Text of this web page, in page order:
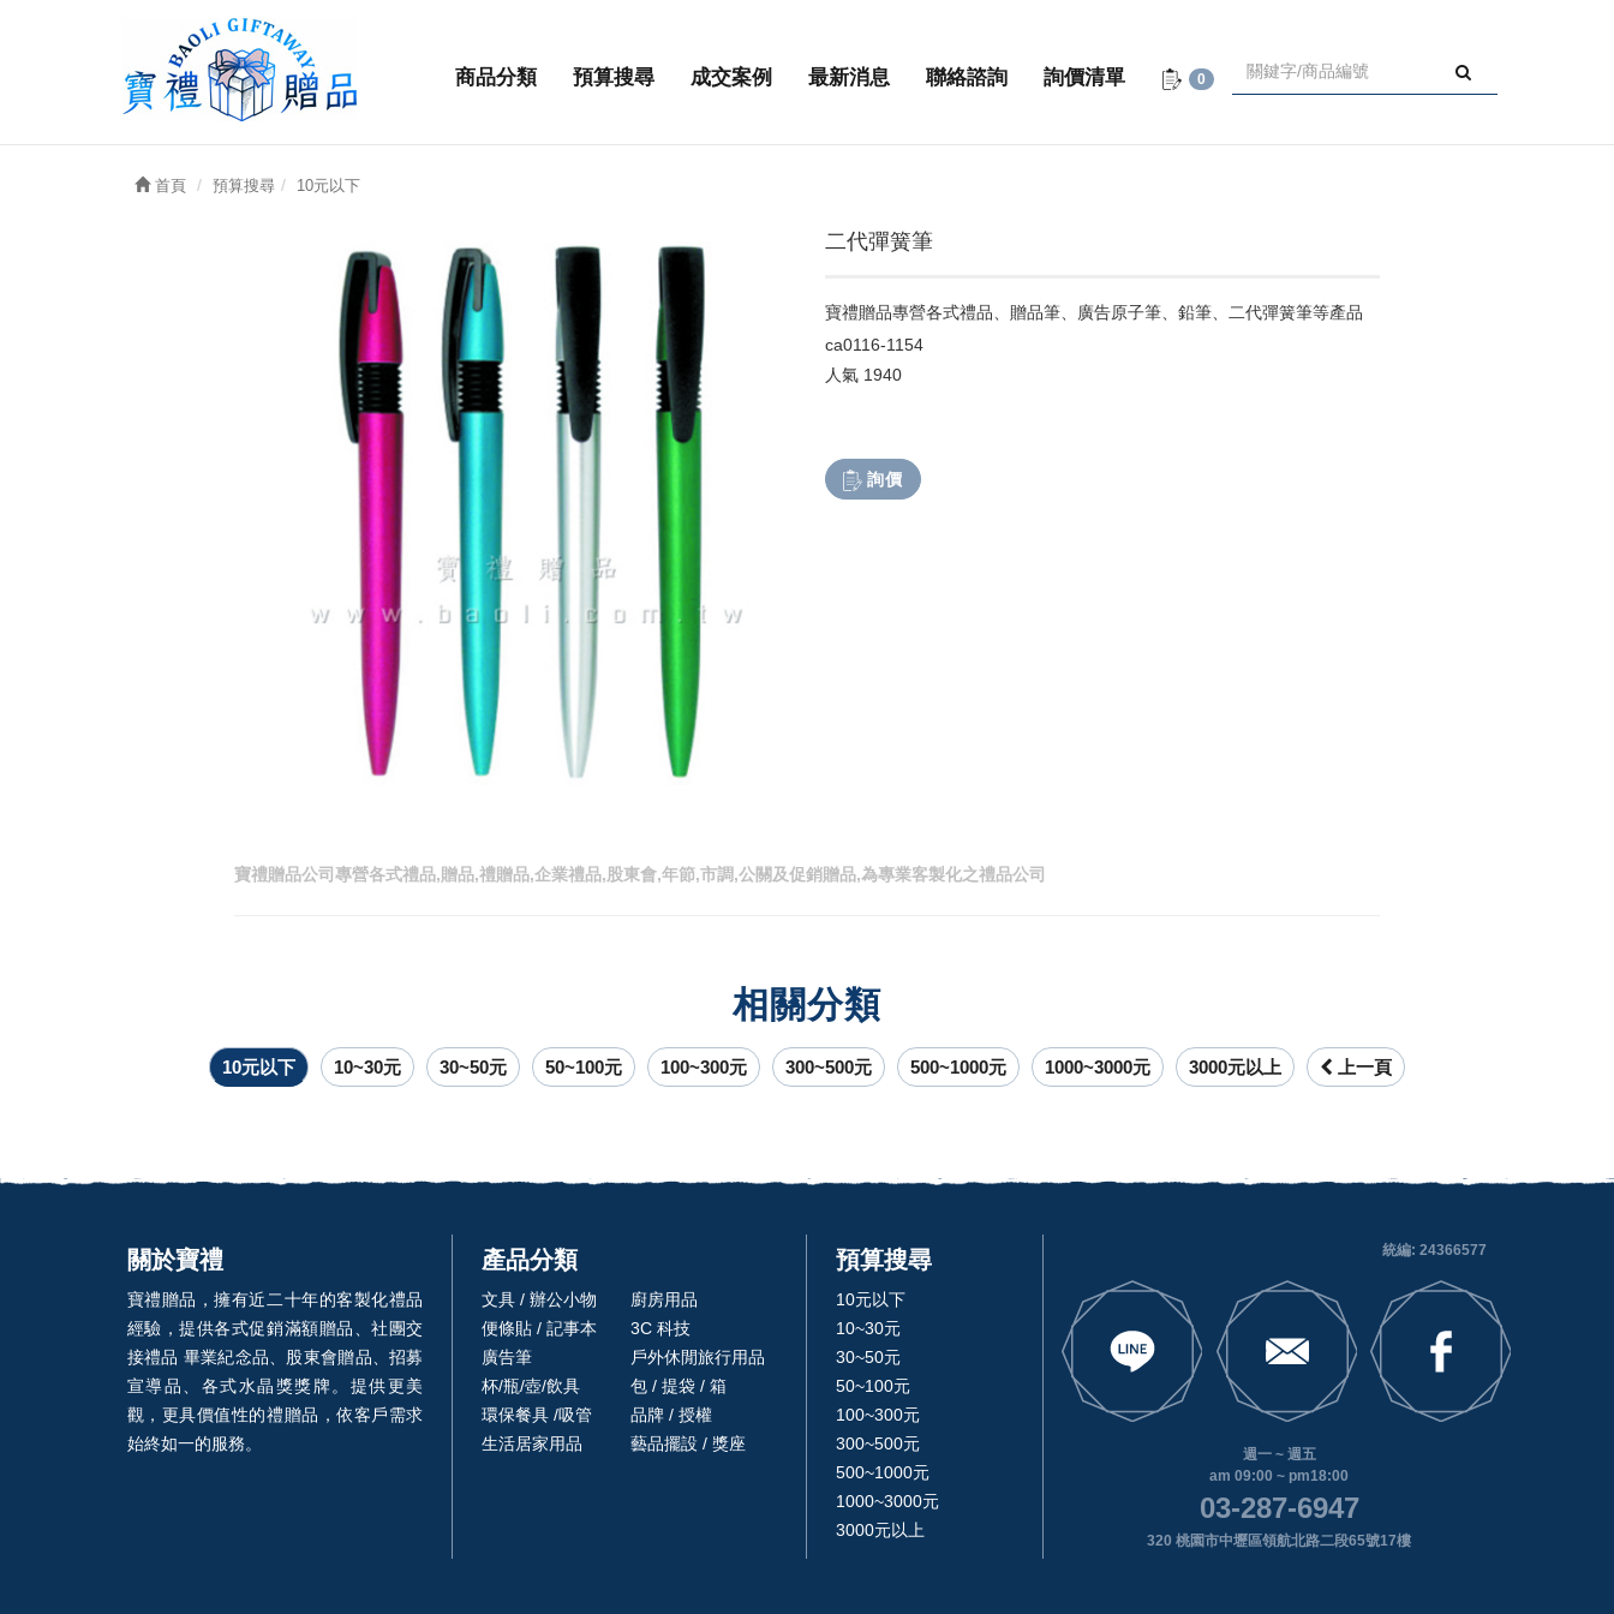
商品分類 預算搜尋 成交案例 最新消息 聯絡諮詢 詢價清單 0
首頁 預算搜尋 10元以下
二代彈簧筆
寶禮贈品專營各式禮品、贈品筆、廣告原子筆、鉛筆、二代彈簧筆等產品
ca0116-1154
人氣 1940
詢價
寶禮贈品公司專營各式禮品,贈品,禮贈品,企業禮品,股東會,年節,市調,公關及促銷贈品,為專業客製化之禮品公司
相關分類
10元以下 10~30元 30~50元 50~100元 100~300元 300~500元 500~1000元 1000~3000元 3000元以上 上一頁
關於寶禮
寶禮贈品，擁有近二十年的客製化禮品
經驗，提供各式促銷滿額贈品、社團交
接禮品 畢業紀念品、股東會贈品、招募
宣導品、各式水晶獎獎牌。提供更美
觀，更具價值性的禮贈品，依客戶需求
始終如一的服務。
產品分類
文具 / 辦公小物
便條貼 / 記事本
廣告筆
杯/瓶/壺/飲具
環保餐具 /吸管
生活居家用品
廚房用品
3C 科技
戶外休閒旅行用品
包 / 提袋 / 箱
品牌 / 授權
藝品擺設 / 獎座
預算搜尋
10元以下
10~30元
30~50元
50~100元
100~300元
300~500元
500~1000元
1000~3000元
3000元以上
統編: 24366577
週一 ~ 週五
am 09:00 ~ pm18:00
03-287-6947
320 桃園市中壢區領航北路二段65號17樓